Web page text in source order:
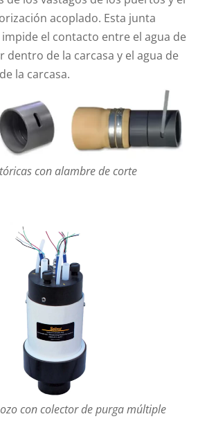
acoplado. Esta junta
el contacto entre el agua de
dentro de la carcasa y el agua de
la carcasa.
con alambre de corte
con colector de purga múltiple